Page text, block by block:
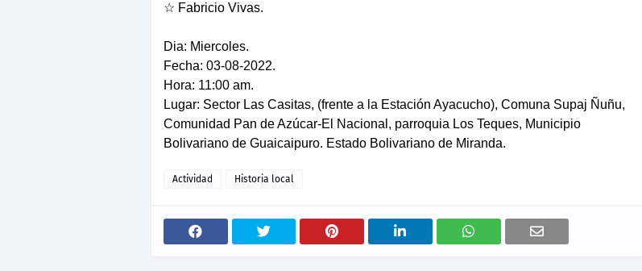
☆ Fabricio Vivas.
Dia: Miercoles.
Fecha: 03-08-2022.
Hora: 11:00 am.
Lugar: Sector Las Casitas, (frente a la Estación Ayacucho), Comuna Supaj Ñuñu,
Comunidad Pan de Azúcar-El Nacional, parroquia Los Teques, Municipio
Bolivariano de Guaicaipuro. Estado Bolivariano de Miranda.
Actividad Historia local